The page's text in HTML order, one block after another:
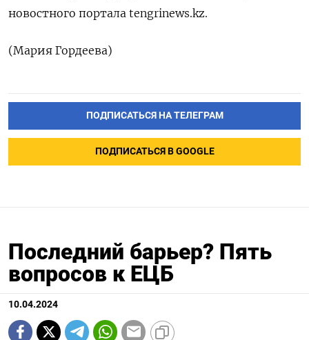
новостного портала tengrinews.kz.
(Мария Гордеева)
ПОДПИСАТЬСЯ НА ТЕЛЕГРАМ
ПОДПИСАТЬСЯ В GOOGLE
Последний барьер? Пять
вопросов к ЕЦБ
10.04.2024